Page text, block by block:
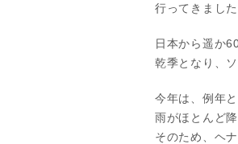
行ってきまし
日本から遥か
乾季となり、
今年は、例年
雨がほとんど
そのため、ヘ